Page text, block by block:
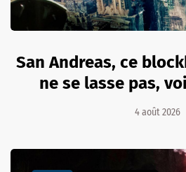
San Andreas, ce
ne se lasse pas,
4 août 2026